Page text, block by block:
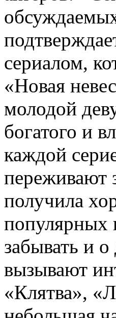
сериалом,
«Новая
молодой
богатого и
каждой
переживают
получила
популярных
забывать и
вызывают
«Клятва»,